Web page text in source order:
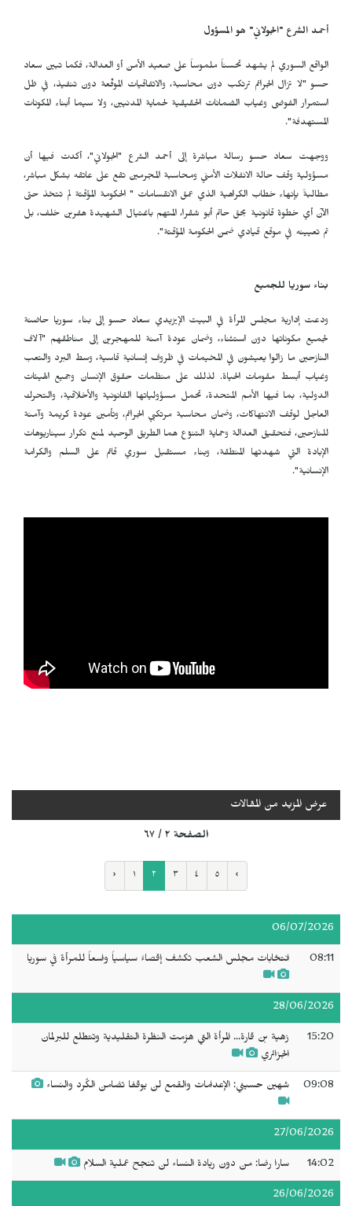
أحمد الشرع "الجولاني" هو المسؤول
الواقع السوري لم يشهد تحسناً ملموساً على صعيد الأمن أو العدالة، فكما تبين سعاد
حسو "لا تزال الجرائم ترتكب دون محاسبة، والاتفاقيات الموقّعة دون تنفيذ، في ظل
استمرار الفوضى وغياب الضمانات الحقيقية لحماية المدنيين، ولا سيما أبناء المكونات
المستهدفة".
ووجهت سعاد حسو رسالة مباشرة إلى أحمد الشرع "الجولاني"، أكدت فيها أن
مسؤولية وقف حالة الانفلات الأمني ومحاسبة المجرمين تقع على عاتقه بشكل مباشر،
مطالبةً بإنهاء خطاب الكراهية الذي عمق الانقسامات " الحكومة المؤقتة لم تتخذ حتى
الآن أي خطوة قانونية بحق حاتم أبو شقرا، المتهم باغتيال الشهيدة هفرين خلف، بل
تم تعيينه في موقع قيادي ضمن الحكومة المؤقتة".
بناء سوريا للجميع
ودعت إدارية مجلس المرأة في البيت الإيزيدي سعاد حسو إلى بناء سوريا حاضنة
لجميع مكوناتها دون استثناء، وضمان عودة آمنة للمهجرين إلى مناطقهم "آلاف
النازحين ما زالوا يعيشون في المخيمات في ظروف إنسانية قاسية، وسط البرد والتعب
وغياب أبسط مقومات الحياة. لذلك على منظمات حقوق الإنسان وجميع الهيئات
الدولية، بما فيها الأمم المتحدة، تحمل مسؤولياتها القانونية والأخلاقية، والتحرك
العاجل لوقف الانتهاكات، وضمان محاسبة مرتكبي الجرائم، وتأمين عودة كريمة وآمنة
للنازحين، فتحقيق العدالة وحماية التنوّع هما الطريق الوحيد لمنع تكرار سيناريوهات
الإبادة التي شهدتها المنطقة، وبناء مستقبل سوري قائم على السلم والكرامة
الإنسانية".
عرض المزيد من المقالات
الصفحة ٢ / ٦٧
‹ ١ ٢ ٣ ٤ ٥ ›
06/07/2026
08:11 انتخابات مجلس الشعب تكشف إقصاءً سياسياً واسعاً للمرأة في سوريا
28/06/2026
15:20
زهية بن قارة... المرأة التي هزمت النظرة التقليدية وتتطلع للبرلمان
الجزائري
09:08 شهين حسيني: الإعدامات والقمع لن يوقفا تضامن الكُرد والنساء
27/06/2026
14:02 سارا رضا: من دون ريادة النساء لن تنجح عملية السلام
26/06/2026